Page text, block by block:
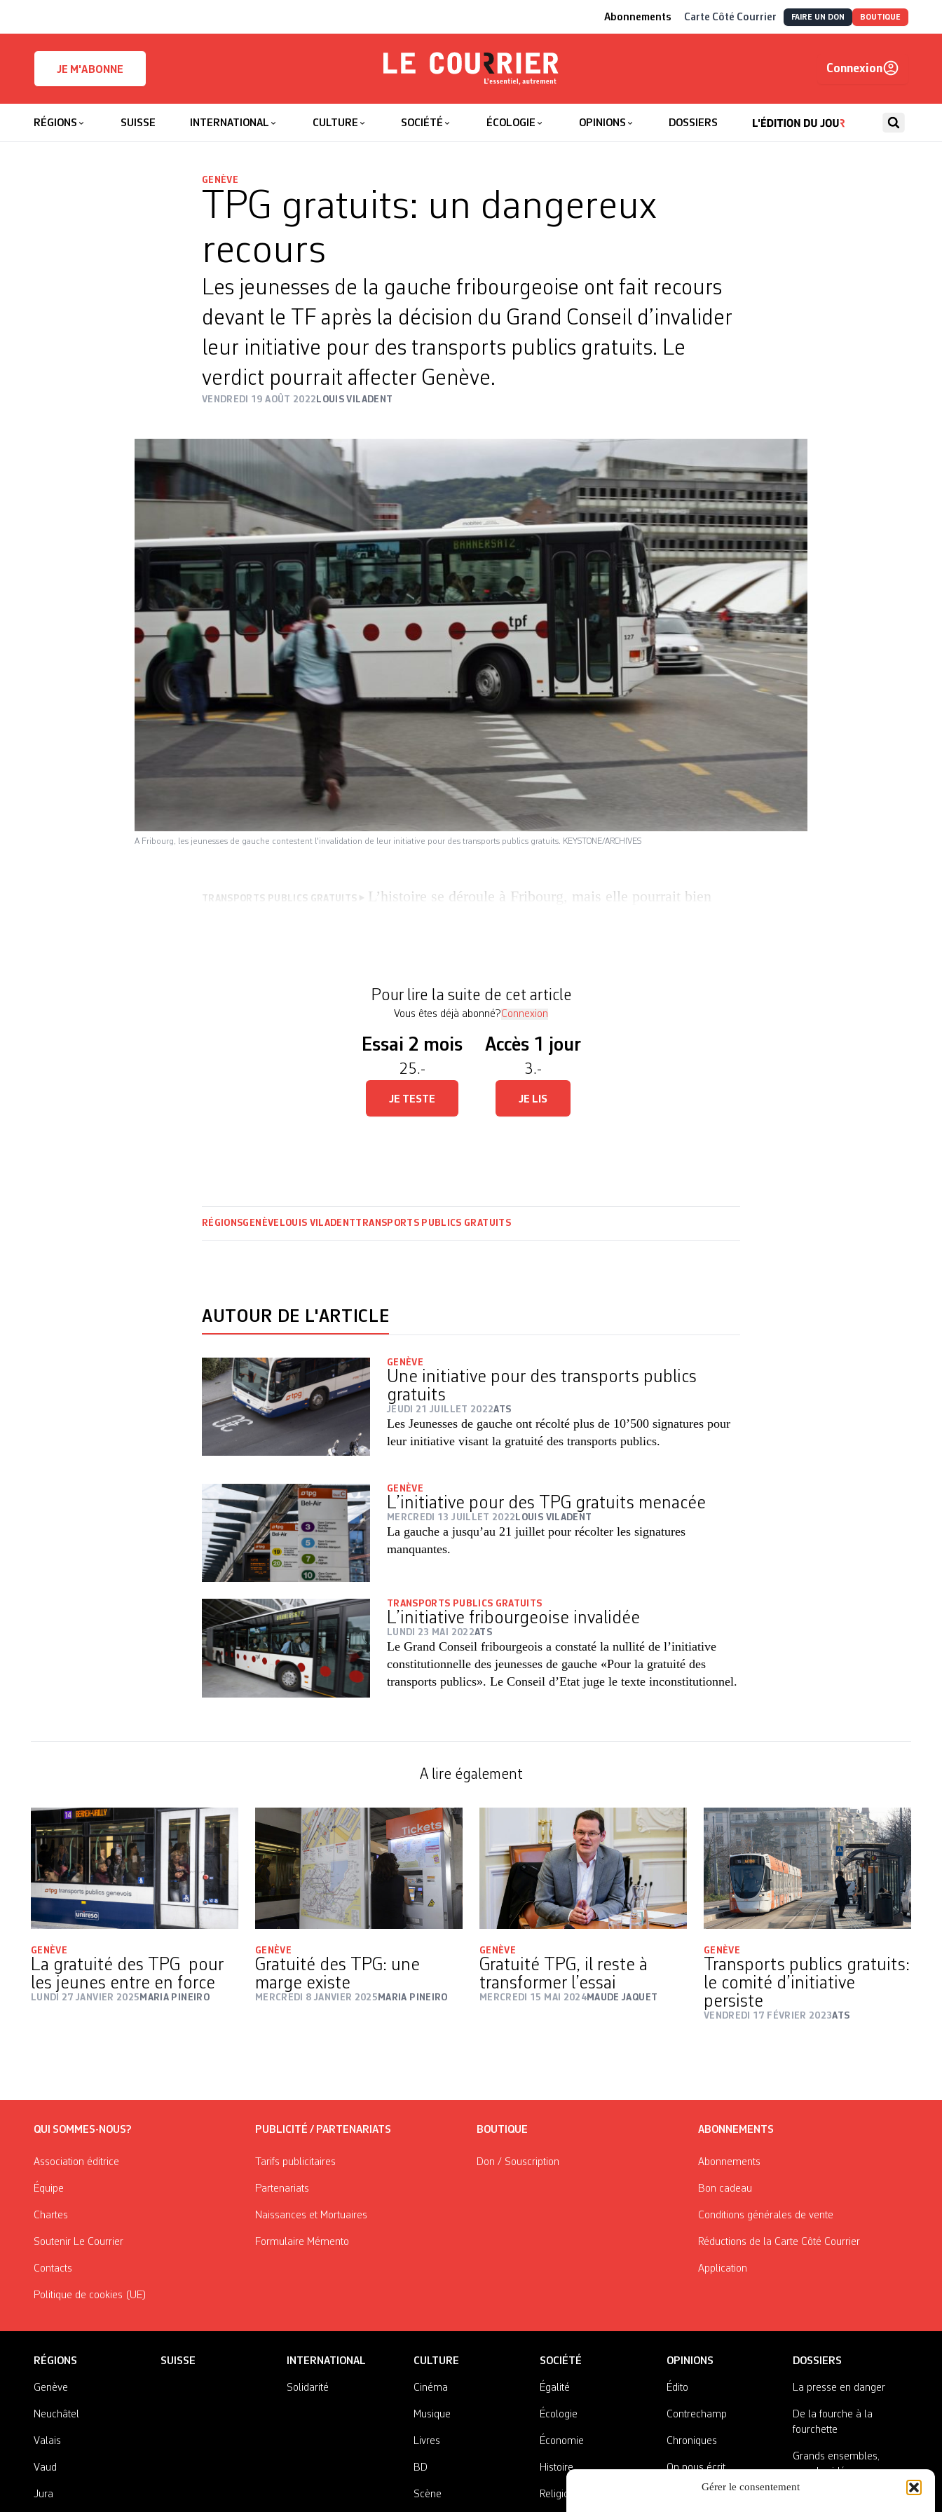
Gérer le consentement
Abonnements Carte Côté Courrier FAIRE UN DON BOUTIQUE
JE M'ABONNE
Le Courrier
Connexion
RÉGIONS SUISSE INTERNATIONAL CULTURE SOCIÉTÉ ÉCOLOGIE OPINIONS DOSSIERS
GENÈVE
TPG gratuits: un dangereux
recours
Les jeunesses de la gauche fribourgeoise ont fait recours
devant le TF après la décision du Grand Conseil d’invalider
leur initiative pour des transports publics gratuits. Le
verdict pourrait affecter Genève.
VENDREDI 19 AOÛT 2022 LOUIS VILADENT
A Fribourg, les jeunesses de gauche contestent l'invalidation de leur initiative pour des transports publics gratuits. KEYSTONE/ARCHIVES
TRANSPORTS PUBLICS GRATUITS
L’histoire se déroule à Fribourg, mais elle pourrait bien
Pour lire la suite de cet article
Vous êtes déjà abonné?Connexion
Essai 2 mois
25.-
JE TESTE
Accès 1 jour
3.-
JE LIS
RÉGIONSGENÈVE LOUIS VILADENTTRANSPORTS PUBLICS GRATUITS
AUTOUR DE L'ARTICLE
GENÈVE
Une initiative pour des transports publics
gratuits
JEUDI 21 JUILLET 2022ATS
Les Jeunesses de gauche ont récolté plus de 10’500 signatures pour
leur initiative visant la gratuité des transports publics.
GENÈVE
L’initiative pour des TPG gratuits menacée
MERCREDI 13 JUILLET 2022 LOUIS VILADENT
La gauche a jusqu’au 21 juillet pour récolter les signatures
manquantes.
TRANSPORTS PUBLICS GRATUITS
L’initiative fribourgeoise invalidée
LUNDI 23 MAI 2022ATS
Le Grand Conseil fribourgeois a constaté la nullité de l’initiative
constitutionnelle des jeunesses de gauche «Pour la gratuité des
transports publics». Le Conseil d’Etat juge le texte inconstitutionnel.
A lire également
GENÈVE
La gratuité des TPG pour
les jeunes entre en force
LUNDI 27 JANVIER 2025 MARIA PINEIRO
GENÈVE
Gratuité des TPG: une
marge existe
MERCREDI 8 JANVIER 2025 MARIA PINEIRO
GENÈVE
Gratuité TPG, il reste à
transformer l’essai
MERCREDI 15 MAI 2024 MAUDE JAQUET
GENÈVE
Transports publics gratuits:
le comité d’initiative
persiste
VENDREDI 17 FÉVRIER 2023ATS
QUI SOMMES-NOUS?
Association éditrice
Équipe
Chartes
Soutenir Le Courrier
Contacts
Politique de cookies (UE)
PUBLICITÉ / PARTENARIATS
Tarifs publicitaires
Partenariats
Naissances et Mortuaires
Formulaire Mémento
BOUTIQUE
Don / Souscription
ABONNEMENTS
Abonnements
Bon cadeau
Conditions générales de vente
Réductions de la Carte Côté Courrier
Application
RÉGIONS
Genève
Neuchâtel
Valais
Vaud
Jura
SUISSE INTERNATIONAL
Solidarité
CULTURE
Cinéma
Musique
Livres
BD
Scène
SOCIÉTÉ
Égalité
Écologie
Économie
Histoire
Religions
OPINIONS
Édito
Contrechamp
Chroniques
On nous écrit
DOSSIERS
La presse en danger
De la fourche à la
fourchette
Grands ensembles,
grandes idées